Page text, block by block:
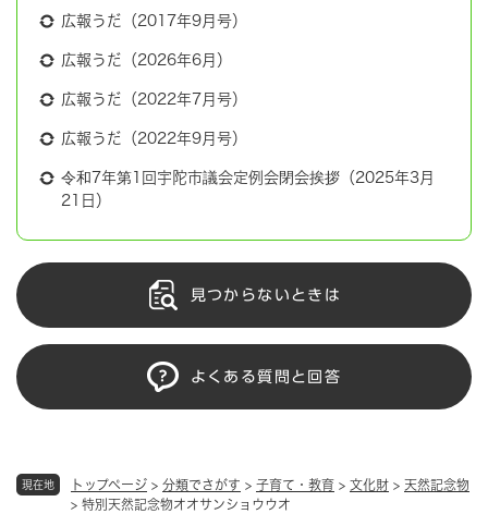
現在地 トップページ > 分類でさがす > 子育て・教育 > 文化財 > 天然記念物
> 特別天然記念物オオサンショウウオ
広報うだ（2017年9月号）
広報うだ（2026年6月）
広報うだ（2022年7月号）
広報うだ（2022年9月号）
令和7年第1回宇陀市議会定例会閉会挨拶（2025年3月
21日）
見つからないときは
よくある質問と回答